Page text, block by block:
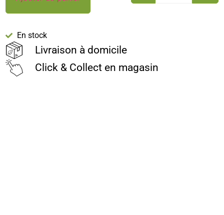
En stock
Livraison à domicile
Click & Collect en magasin